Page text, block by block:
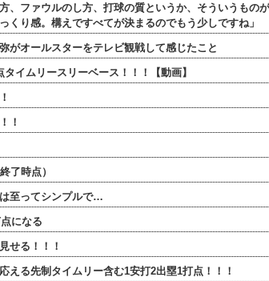
、ファウルのし方、打球の質というか、そういうもの
くり感。構えですべてが決まるのでもう少しですね」
がオールスターをテレビ観戦して感じたこと
イムリースリーベース！！！【動画】
！
了時点）
至ってシンプルで…
になる
せる！！！
える先制タイムリー含む1安打2出塁1打点！！！